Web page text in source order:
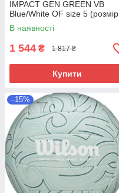
IMPACT GEN GREEN VB
Blue/White OF size 5 (розмір
5)
В наявності
1 544 ₴ 1 817 ₴
Купити
–15%